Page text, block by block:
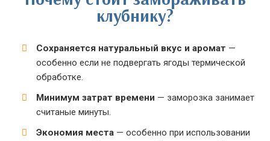
клубнику?
Сохраняется натуральный вкус и аромат —
особенно если не подвергать ягоды термической
обработке.
Минимум затрат времени — заморозка занимает
считаные минуты.
Экономия места — особенно при использовании